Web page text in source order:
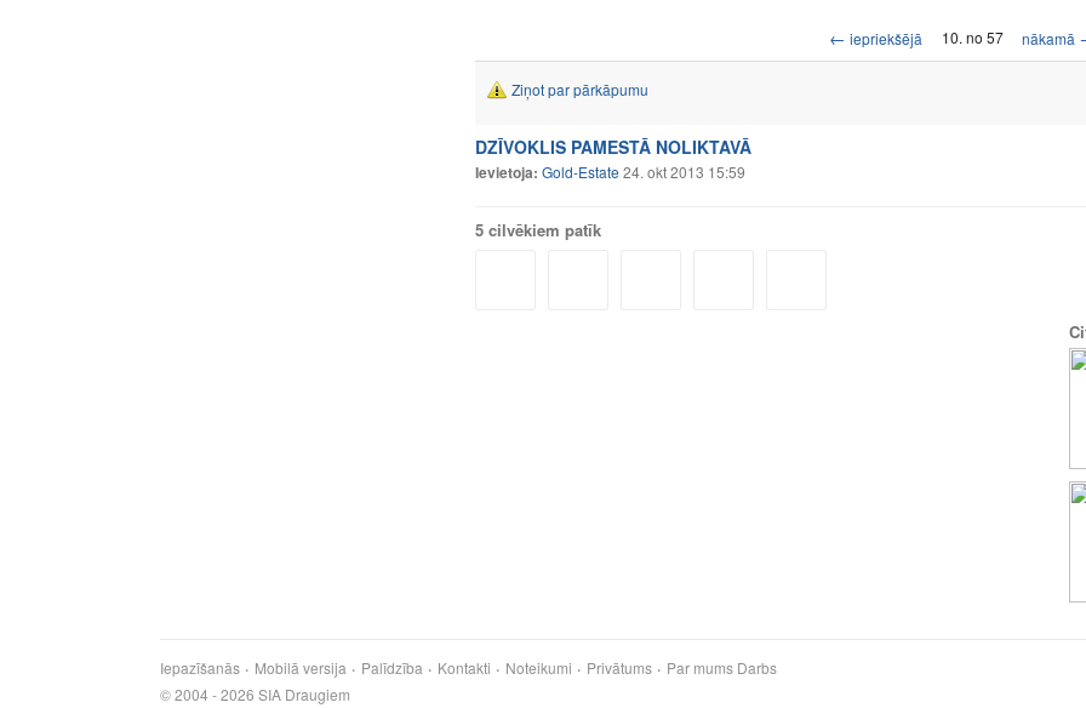
← iepriekšējā 10. no 57 nākamā
Ziņot par pārkāpumu
DZĪVOKLIS PAMESTĀ NOLIKTAVĀ
Ievietoja: Gold-Estate 24. okt 2013 15:59
5 cilvēkiem patīk
Iepazīšanās Mobilā versija Palīdzība Kontakti Noteikumi Privātums Par mums Darbs
© 2004 - 2026 SIA Draugiem